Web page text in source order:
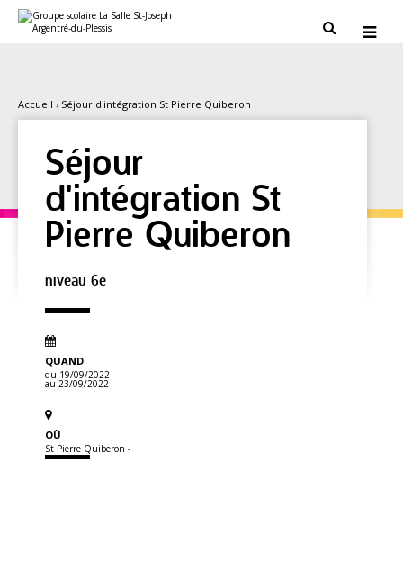
contenu.
personnels
 
Accueil › Séjour d'intégration St Pierre Quiberon
Séjour
d'intégration St
Pierre Quiberon
niveau 6e
QUAND
du 19/09/2022
au 23/09/2022
OÙ
St Pierre Quiberon -